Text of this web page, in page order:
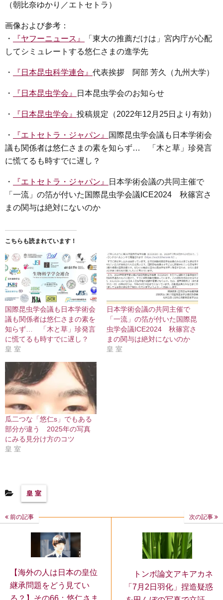
（朝比奈ゆかり／エトセトラ）
画像および参考：
・
『ヤフーニュース』
「東大の推薦だけは」宮内庁が心配
してシミュレートする悠仁さまの進学先
・ 『日本昆虫科学連合』 代表挨拶 阿部 芳久（九州大学）
・ 『日本昆虫学会』 日本昆虫学会のお知らせ
・ 『日本昆虫学会』 投稿規定（2022年12月25日より有効）
・ 『エトセトラ・ジャパン』
国際昆虫学会議も日本学術会
議も関係者は悠仁さまの素を知らず… 「木と草」珍発言
に慌てるも時すでに遅し？
・ 『エトセトラ・ジャパン』
日本学術会議の共同主催で
「一流」の箔が付いた国際昆虫学会議ICE2024 秋篠宮さ
まの関与は絶対にないのか
こちらも読まれています！
国際昆虫学会議も日本学術会
議も関係者は悠仁さまの素を
知らず… 「木と草」珍発言
に慌てるも時すでに遅し？
皇 室
日本学術会議の共同主催で
「一流」の箔が付いた国際昆
虫学会議ICE2024 秋篠宮さ
まの関与は絶対にないのか
皇 室
瓜二つな「悠仁s」でもある
部分が違う 2025年の写真
にみる見分け方のコツ
皇 室
皇 室
前の記事
【海外の人は日本の皇位
継承問題をどう見てい
る？】その66：悠仁さま
次の記事
トンボ論文アキアカネ
「7月2日羽化」捏造疑惑